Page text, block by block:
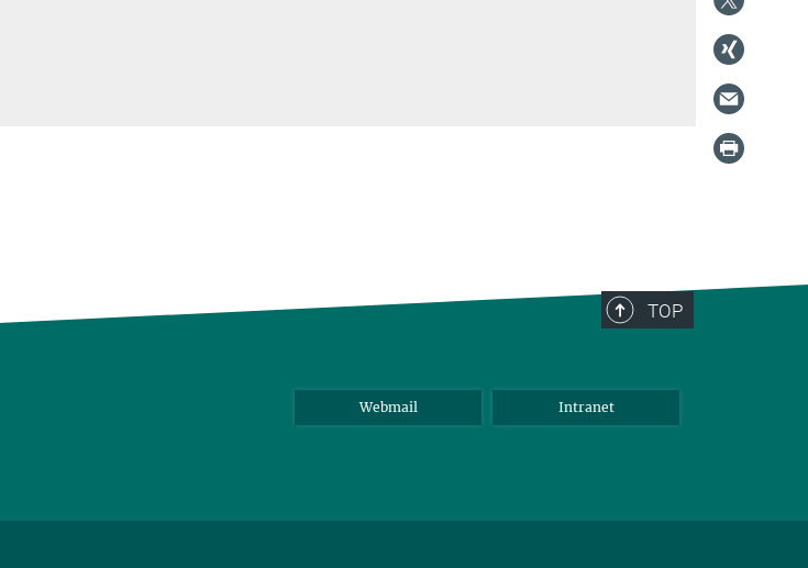
TOP
Webmail Intranet